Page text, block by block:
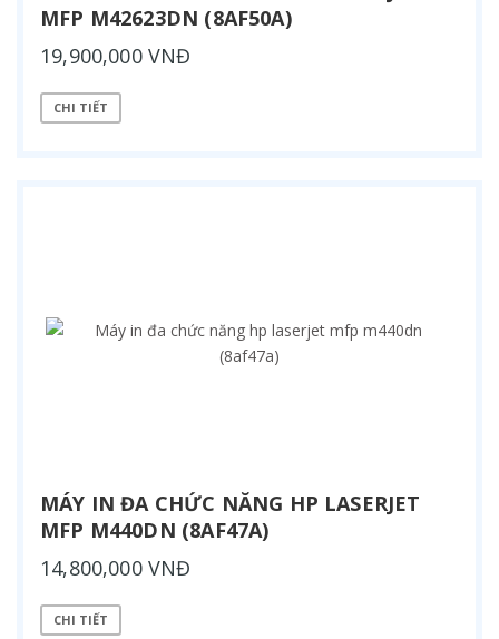
MFP M42623DN (8AF50A)
19,900,000 VNĐ
CHI TIẾT
MÁY IN ĐA CHỨC NĂNG HP LASERJET
MFP M440DN (8AF47A)
14,800,000 VNĐ
CHI TIẾT